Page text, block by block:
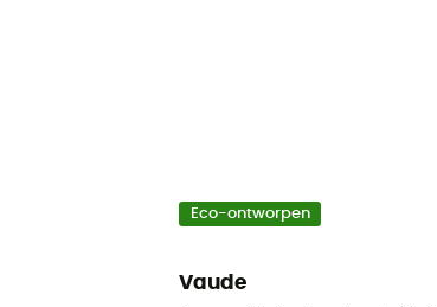
Eco-ontworpen
Vaude